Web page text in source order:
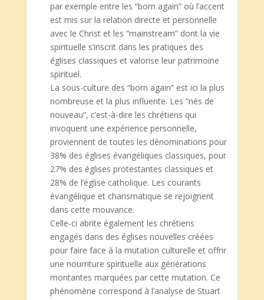
par exemple entre les “born again” où l’accent
est mis sur la relation directe et personnelle
avec le Christ et les “mainstream” dont la vie
spirituelle s’inscrit dans les pratiques des
églises classiques et valorise leur patrimoine
spirituel.
La sous-culture des “born again” est ici la plus
nombreuse et la plus influente. Les “nés de
nouveau”, c’est-à-dire les chrétiens qui
invoquent une expérience personnelle,
proviennent de toutes les dénominations pour
38% des églises évangéliques classiques, pour
27% des églises protestantes classiques et
28% de l’église catholique. Les courants
évangélique et charismatique se rejoignent
dans cette mouvance.
Celle-ci abrite également les chrétiens
engagés dans des églises nouvelles créées
pour faire face à la mutation culturelle et offrir
une nourriture spirituelle aux générations
montantes marquées par cette mutation. Ce
phénomène correspond à l’analyse de Stuart